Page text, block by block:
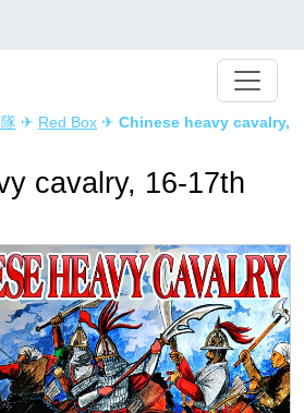
✈ Red Box ✈ Chinese heavy cavalry,
cavalry, 16-17th